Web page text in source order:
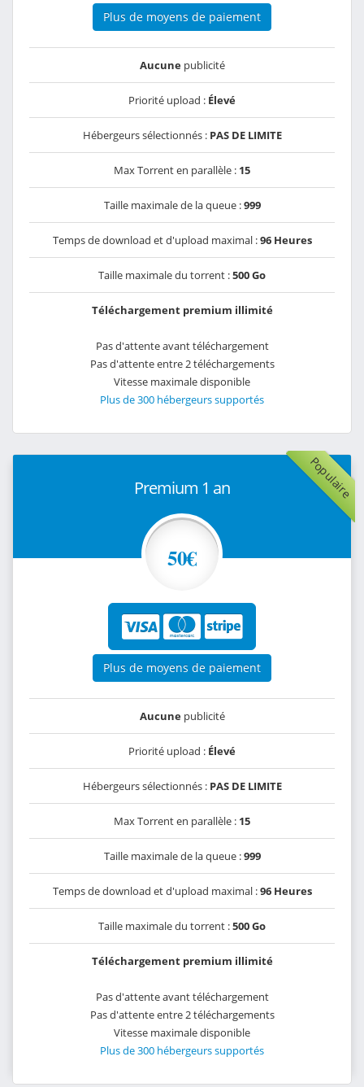
Plus de moyens de paiement
Aucunepublicité
Priorité upload : Élevé
Hébergeurs sélectionnés : PAS DE LIMITE
Max Torrent en parallèle : 15
Taille maximale de la queue :999
Temps de download et d'upload maximal :96 Heures
Taille maximale du torrent :500 Go
Téléchargement premium illimité
Pas d'attente avant téléchargement
Pas d'attente entre 2 téléchargements
Vitesse maximale disponible
Plus de 300 hébergeurs supportés
Populaire
Premium 1 an
50€
Plus de moyens de paiement
Aucunepublicité
Priorité upload : Élevé
Hébergeurs sélectionnés : PAS DE LIMITE
Max Torrent en parallèle : 15
Taille maximale de la queue :999
Temps de download et d'upload maximal :96 Heures
Taille maximale du torrent :500 Go
Téléchargement premium illimité
Pas d'attente avant téléchargement
Pas d'attente entre 2 téléchargements
Vitesse maximale disponible
Plus de 300 hébergeurs supportés